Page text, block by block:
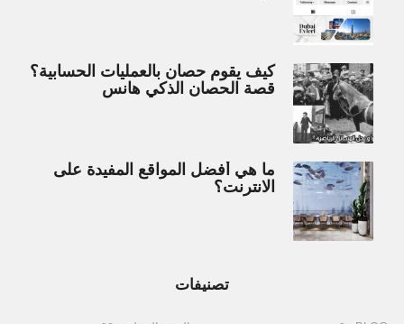
كيف يقوم حصان بالعمليات الحسابية؟
قصة الحصان الذكي هانس
ما هي أفضل المواقع المفيدة على
الانترنت؟
تصنيفات